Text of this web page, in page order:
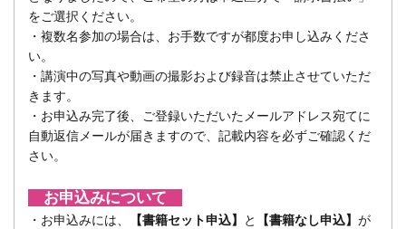
をご選択ください。
・複数名参加の場合は、お手数ですが都度お申し込みくださ
い。
・講演中の写真や動画の撮影および録音は禁止させていただ
きます。
・お申込み完了後、ご登録いただいたメールアドレス宛てに
自動返信メールが届きますので、記載内容を必ずご確認くだ
さい。
お申込みについて
・お申込みには、 【書籍セット申込】 と 【書籍なし申込】 が